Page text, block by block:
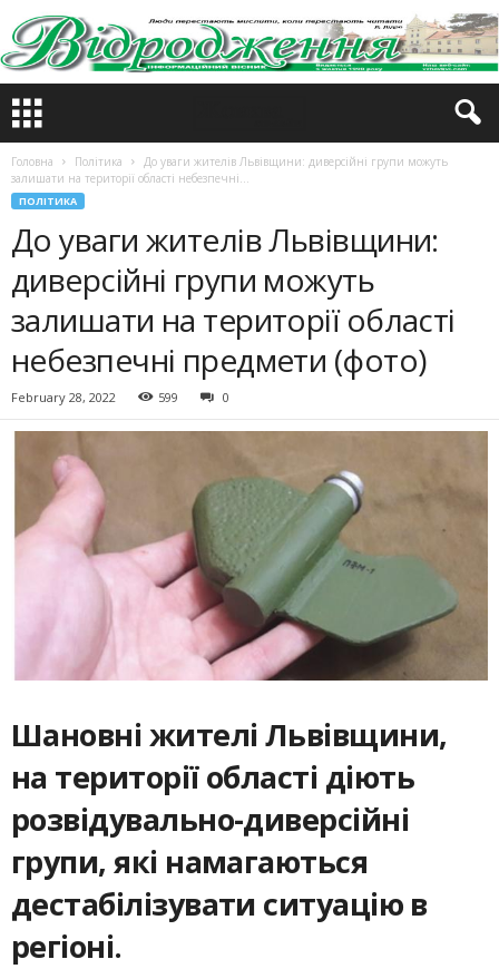
Головна Політика
До уваги жителів Львівщини: диверсійні групи можуть
залишати на території області небезпечні...
ПОЛІТИКА
До уваги жителів Львівщини:
диверсійні групи можуть
залишати на території області
небезпечні предмети (фото)
February 28, 2022 599 0
Шановні жителі Львівщини,
на території області діють
розвідувально-диверсійні
групи, які намагаються
дестабілізувати ситуацію в
регіоні.